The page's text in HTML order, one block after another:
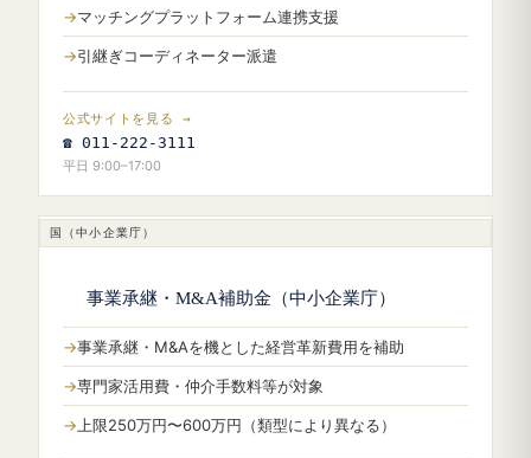
マッチングプラットフォーム連携支援
引継ぎコーディネーター派遣
公式サイトを見る →
☎ 011-222-3111
平日 9:00–17:00
国（中小企業庁）
事業承継・M&A補助金（中小企業庁）
事業承継・M&Aを機とした経営革新費用を補助
専門家活用費・仲介手数料等が対象
上限250万円〜600万円（類型により異なる）